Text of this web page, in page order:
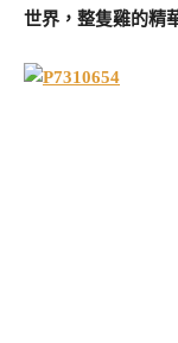
世界，整隻雞的精